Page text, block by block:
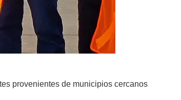
provenientes de municipios cercanos